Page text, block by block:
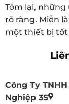
Tóm lại,
rõ ràng. Miễn
một thiết bị tốt
Công Ty
Nghiệp 3S